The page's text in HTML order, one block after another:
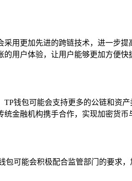
用更加先进的跨链技术，进一步
用户体验，让用户能够更加方便快
钱包可能会支持更多的公链和资
金融机构携手合作，实现加密货币
可能会积极配合监管部门的要求